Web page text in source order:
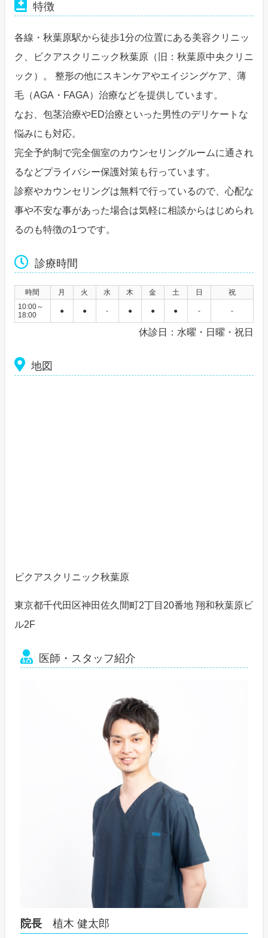
特徴
各線・秋葉原駅から徒歩1分の位置にある美容クリニッ
ク、ビクアスクリニック秋葉原（旧：秋葉原中央クリニ
ック）。 整形の他にスキンケアやエイジングケア、薄
毛（AGA・FAGA）治療などを提供しています。
なお、包茎治療やED治療といった男性のデリケートな
悩みにも対応。
完全予約制で完全個室のカウンセリングルームに通され
るなどプライバシー保護対策も行っています。
診察やカウンセリングは無料で行っているので、心配な
事や不安な事があった場合は気軽に相談からはじめられ
るのも特徴の1つです。
診療時間
時間 月 火 水 木 金 土 日
祝
10:00～
18:00
● ● - ● ● ● - -
休診日：水曜・日曜・祝日
地図
ビクアスクリニック秋葉原
東京都千代田区神田佐久間町2丁目20番地 翔和秋葉原ビ
ル2F
医師・スタッフ紹介
院長植木 健太郎